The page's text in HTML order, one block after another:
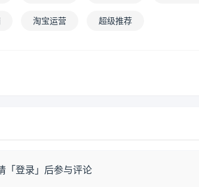
淘宝运营 超级推荐
「 登录 」后参与评论